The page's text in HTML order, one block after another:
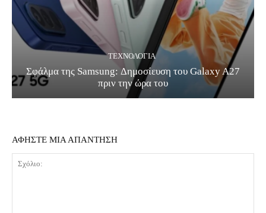
ΤΕΧΝΟΛΟΓΊΑ
Σφάλμα της Samsung: Δημοσίευση του Galaxy A27
πριν την ώρα του
ΑΦΗΣΤΕ ΜΙΑ ΑΠΑΝΤΗΣΗ